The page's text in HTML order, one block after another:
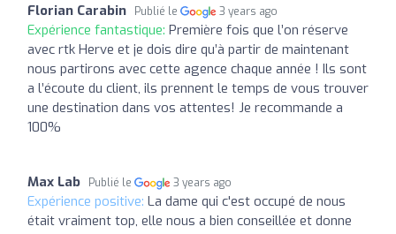
Florian Carabin Publié le 3 years ago
Expérience fantastique: Première fois que l’on réserve
avec rtk Herve et je dois dire qu’à partir de maintenant
nous partirons avec cette agence chaque année ! Ils sont
a l’écoute du client, ils prennent le temps de vous trouver
une destination dans vos attentes! Je recommande a
100%
Max Lab Publié le 3 years ago
Expérience positive: La dame qui c'est occupé de nous
était vraiment top, elle nous a bien conseillée et donne